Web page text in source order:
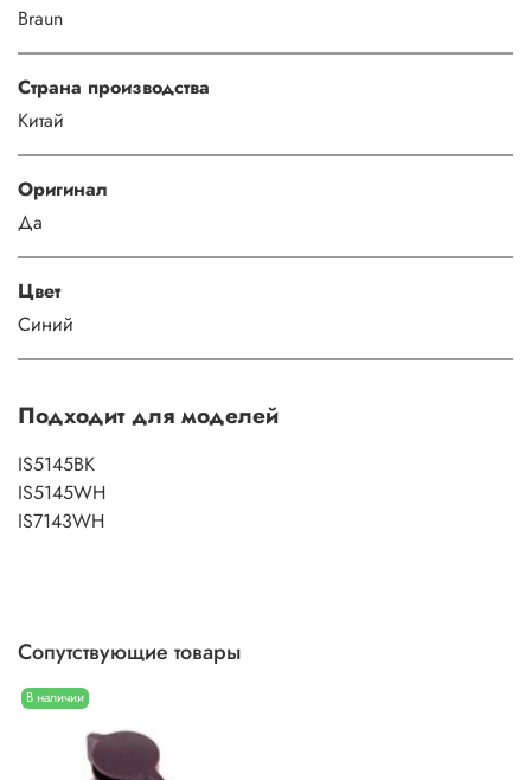
Braun
Страна производства
Китай
Оригинал
Да
Цвет
Синий
Подходит для моделей
IS5145BK
IS5145WH
IS7143WH
Сопутствующие товары
В наличии